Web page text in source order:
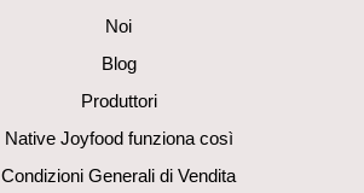
Noi
Blog
Produttori
Native Joyfood funziona così
Condizioni Generali di Vendita